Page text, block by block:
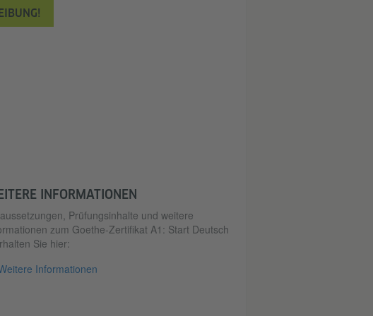
INFORMATIONEN
Prüfungsinhalte und weitere
zum Goethe-Zertifikat A1: Start Deutsch
Sie hier:
Informationen